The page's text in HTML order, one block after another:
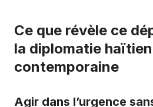
Ce que révèle ce
la diplomatie
contemporaine
Agir dans l’urgence